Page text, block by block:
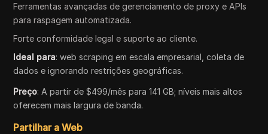
Ferramentas avançadas de gerenciamento de proxy e APIs
para raspagem automatizada.
Forte conformidade legal e suporte ao cliente.
Ideal para: web scraping em escala empresarial, coleta de
dados e ignorando restrições geográficas.
Preço: A partir de $499/mês para 141 GB; níveis mais altos
oferecem mais largura de banda.
Partilhar a Web